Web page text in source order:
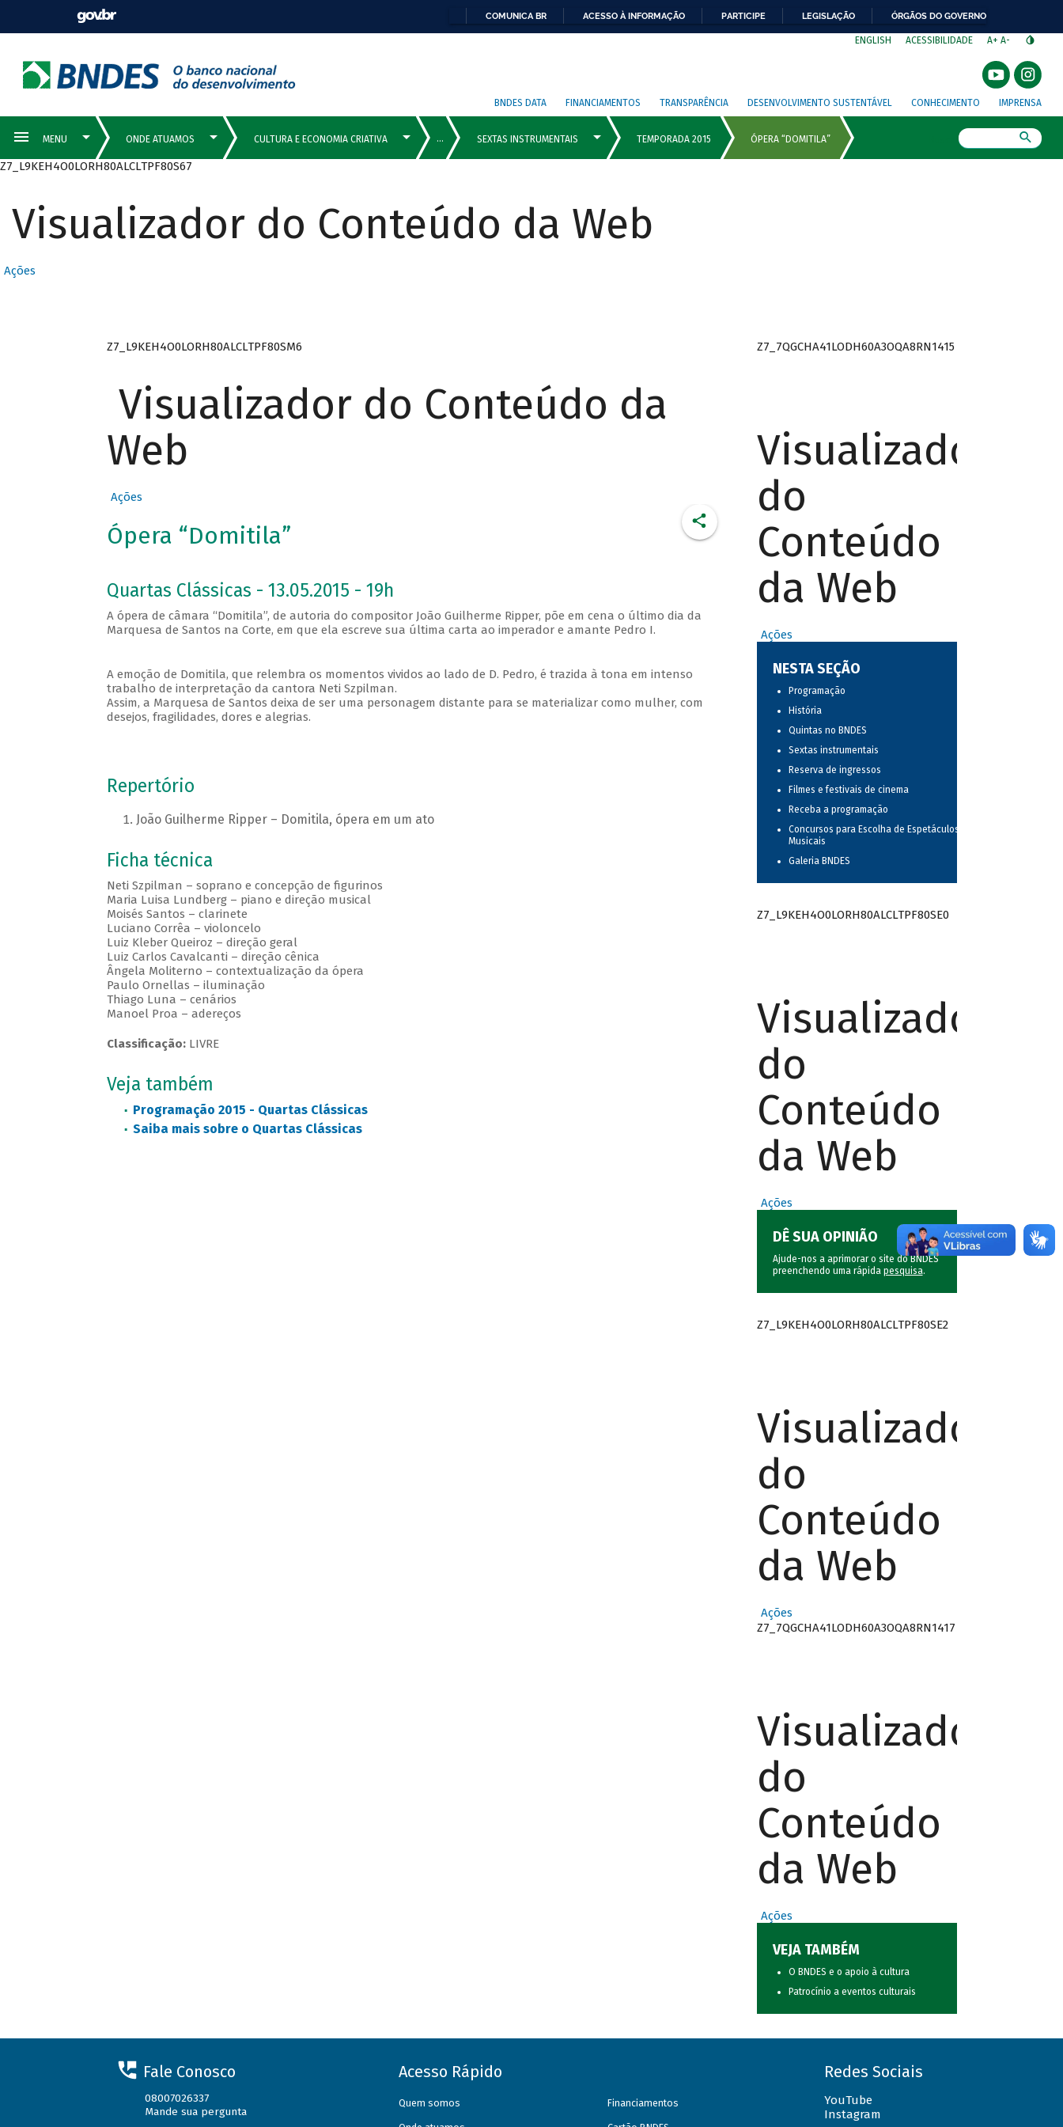
COMUNICA BR ACESSO À INFORMAÇÃO PARTICIPE LEGISLAÇÃO ÓRGÃOS DO GOVERNO
ENGLISH ACESSIBILIDADE A+ A-
BNDES DATA FINANCIAMENTOS TRANSPARÊNCIA DESENVOLVIMENTO SUSTENTÁVEL CONHECIMENTO IMPRENSA
Z7_L9KEH4O0LORH80ALCLTPF80S67
Visualizador do Conteúdo da Web
Ações
Z7_L9KEH4O0LORH80ALCLTPF80SM6
Visualizador do Conteúdo da
Web
Ações
Ópera “Domitila”
Quartas Clássicas - 13.05.2015 - 19h
A ópera de câmara “Domitila”, de autoria do compositor João Guilherme Ripper, põe em cena o último dia da
Marquesa de Santos na Corte, em que ela escreve sua última carta ao imperador e amante Pedro I.
A emoção de Domitila, que relembra os momentos vividos ao lado de D. Pedro, é trazida à tona em intenso
trabalho de interpretação da cantora Neti Szpilman.
Assim, a Marquesa de Santos deixa de ser uma personagem distante para se materializar como mulher, com
desejos, fragilidades, dores e alegrias.
Repertório
João Guilherme Ripper – Domitila, ópera em um ato
Ficha técnica
Neti Szpilman – soprano e concepção de figurinos
Maria Luisa Lundberg – piano e direção musical
Moisés Santos – clarinete
Luciano Corrêa – violoncelo
Luiz Kleber Queiroz – direção geral
Luiz Carlos Cavalcanti – direção cênica
Ângela Moliterno – contextualização da ópera
Paulo Ornellas – iluminação
Thiago Luna – cenários
Manoel Proa – adereços
Classificação:LIVRE
Veja também
Programação 2015 - Quartas Clássicas
Saiba mais sobre o Quartas Clássicas
Z7_7QGCHA41LODH60A3OQA8RN1415
Visualizador
do
Conteúdo
da Web
Ações
NESTA SEÇÃO
Programação
História
Quintas no BNDES
Sextas instrumentais
Reserva de ingressos
Filmes e festivais de cinema
Receba a programação
Concursos para Escolha de Espetáculos
Musicais
Galeria BNDES
Z7_L9KEH4O0LORH80ALCLTPF80SE0
Visualizador
do
Conteúdo
da Web
Ações
DÊ SUA OPINIÃO
Ajude-nos a aprimorar o site do BNDES
preenchendo uma rápida pesquisa.
Z7_L9KEH4O0LORH80ALCLTPF80SE2
Visualizador
do
Conteúdo
da Web
Ações
Z7_7QGCHA41LODH60A3OQA8RN1417
Visualizador
do
Conteúdo
da Web
Ações
VEJA TAMBÉM
O BNDES e o apoio à cultura
Patrocínio a eventos culturais
Fale Conosco
08007026337
Mande sua pergunta
Acesso Rápido
Quem somos Financiamentos
Redes Sociais
YouTube
Instagram